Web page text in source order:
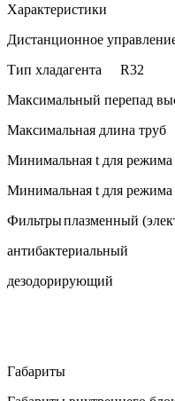
Характеристики
Дистанционное
Тип хладагента
R32
Максимальный перепад
Максимальная длина труб
Минимальная t для режима
Минимальная t для режима
Фильтрыплазменный
антибактериальный
дезодорирующий
Габариты